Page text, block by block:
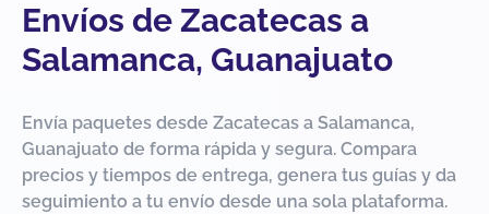
Envíos de Zacatecas a
Salamanca, Guanajuato
Envía paquetes desde Zacatecas a Salamanca,
Guanajuato de forma rápida y segura. Compara
precios y tiempos de entrega, genera tus guías y da
seguimiento a tu envío desde una sola plataforma.